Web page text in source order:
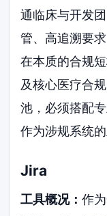
通临床与开发
管、高追溯要
在本质的合规
及核心医疗合
池，必须搭配
作为涉规系统的
Jira
工具概况：作